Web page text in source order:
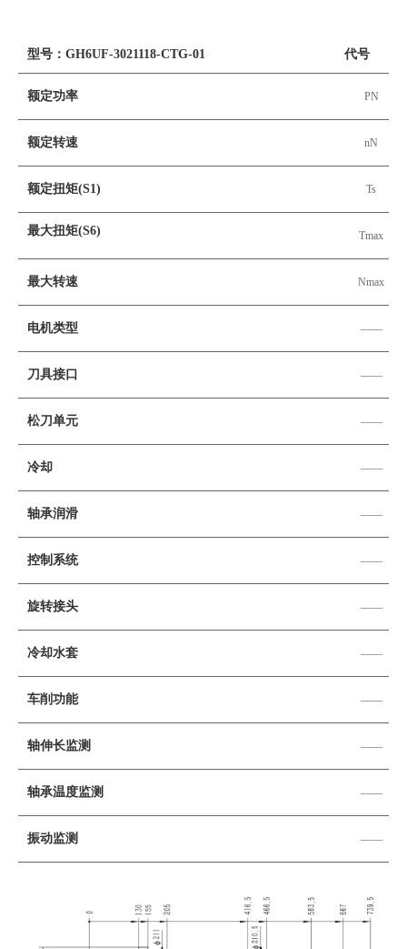
型号：GH6UF-3021118-CTG-01 代号
额定功率 PN
额定转速 nN
额定扭矩(S1) Ts
最大扭矩(S6) Tmax
最大转速 Nmax
电机类型 ——
刀具接口 ——
松刀单元 ——
冷却 ——
轴承润滑 ——
控制系统 ——
旋转接头 ——
冷却水套 ——
车削功能 ——
轴伸长监测 ——
轴承温度监测 ——
振动监测 ——